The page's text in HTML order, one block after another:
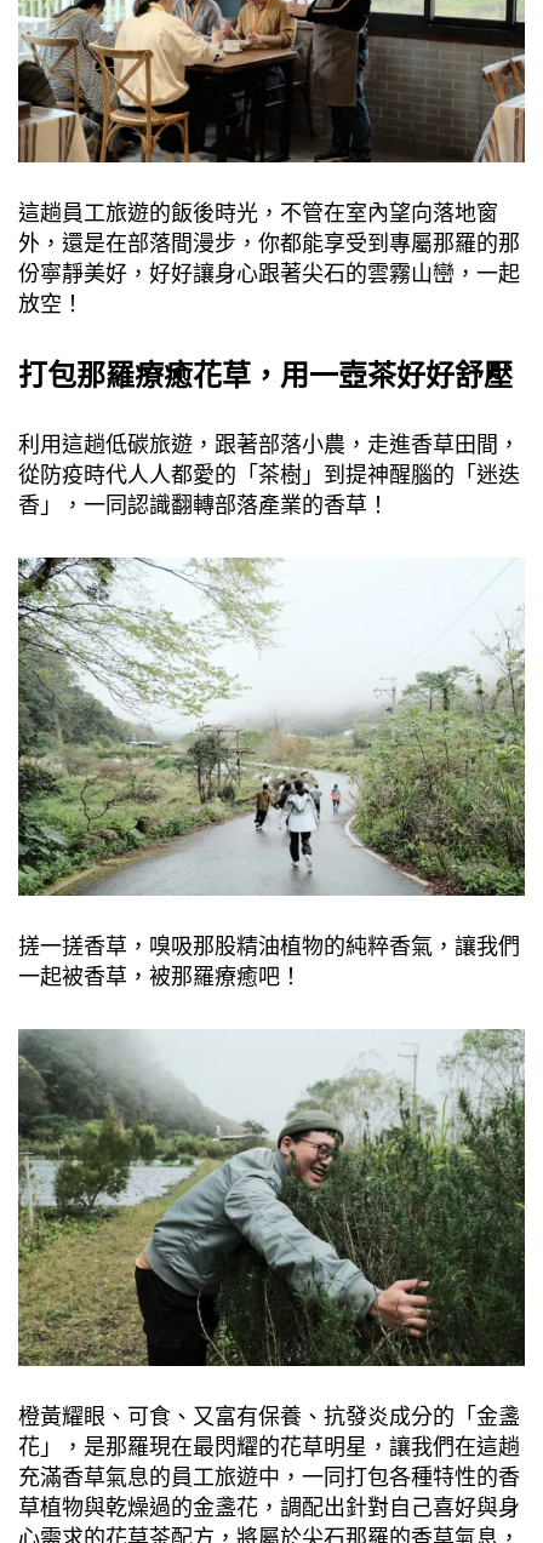
這趟員工旅遊的飯後時光，不管在室內望向落地窗
外，還是在部落間漫步，你都能享受到專屬那羅的那
份寧靜美好，好好讓身心跟著尖石的雲霧山巒，一起
放空！
打包那羅療癒花草，用一壺茶好好舒壓
利用這趟低碳旅遊，跟著部落小農，走進香草田間，
從防疫時代人人都愛的「茶樹」到提神醒腦的「迷迭
香」，一同認識翻轉部落產業的香草！
搓一搓香草，嗅吸那股精油植物的純粹香氣，讓我們
一起被香草，被那羅療癒吧！
橙黃耀眼、可食、又富有保養、抗發炎成分的「金盞
花」，是那羅現在最閃耀的花草明星，讓我們在這趟
充滿香草氣息的員工旅遊中，一同打包各種特性的香
草植物與乾燥過的金盞花，調配出針對自己喜好與身